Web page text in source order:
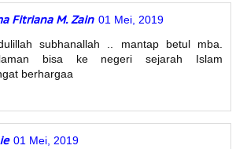
Fitriana M. Zain 01 Mei, 2019
subhanallah .. mantap betul mba.
bisa ke negeri sejarah Islam
berhargaa
01 Mei, 2019